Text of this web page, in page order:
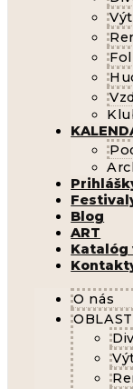
Blog
ART
Katalóg
O nás